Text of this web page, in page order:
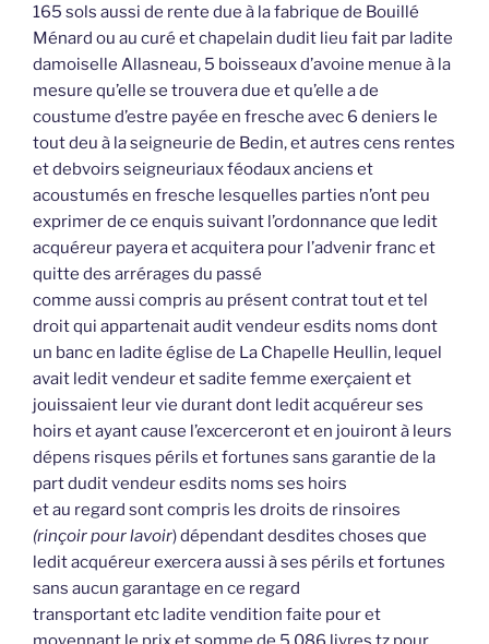
165 sols aussi de rente due à la fabrique de Bouillé
Ménard ou au curé et chapelain dudit lieu fait par ladite
damoiselle Allasneau, 5 boisseaux d’avoine menue à la
mesure qu’elle se trouvera due et qu’elle a de
coustume d’estre payée en fresche avec 6 deniers le
tout deu à la seigneurie de Bedin, et autres cens rentes
et debvoirs seigneuriaux féodaux anciens et
acoustumés en fresche lesquelles parties n’ont peu
exprimer de ce enquis suivant l’ordonnance que ledit
acquéreur payera et acquitera pour l’advenir franc et
quitte des arrérages du passé
comme aussi compris au présent contrat tout et tel
droit qui appartenait audit vendeur esdits noms dont
un banc en ladite église de La Chapelle Heullin, lequel
avait ledit vendeur et sadite femme exerçaient et
jouissaient leur vie durant dont ledit acquéreur ses
hoirs et ayant cause l’excerceront et en jouiront à leurs
dépens risques périls et fortunes sans garantie de la
part dudit vendeur esdits noms ses hoirs
et au regard sont compris les droits de rinsoires
(rinçoir pour lavoir) dépendant desdites choses que
ledit acquéreur exercera aussi à ses périls et fortunes
sans aucun garantage en ce regard
transportant etc ladite vendition faite pour et